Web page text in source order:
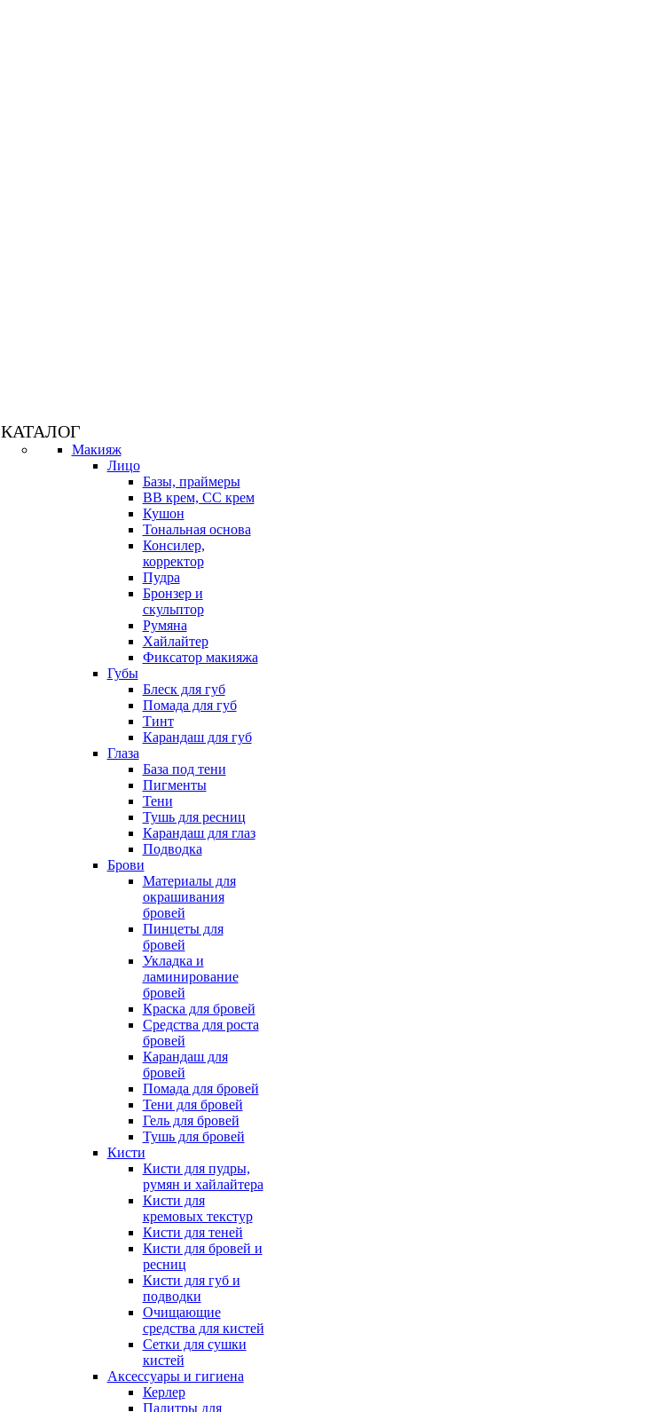
КАТАЛОГ
Макияж
Лицо
Базы, праймеры
BB крем, CC крем
Кушон
Тональная основа
Консилер,
корректор
Пудра
Бронзер и
скульптор
Румяна
Хайлайтер
Фиксатор макияжа
Губы
Блеск для губ
Помада для губ
Тинт
Карандаш для губ
Глаза
База под тени
Пигменты
Тени
Тушь для ресниц
Карандаш для глаз
Подводка
Брови
Материалы для
окрашивания
бровей
Пинцеты для
бровей
Укладка и
ламинирование
бровей
Краска для бровей
Средства для роста
бровей
Карандаш для
бровей
Помада для бровей
Тени для бровей
Гель для бровей
Тушь для бровей
Кисти
Кисти для пудры,
румян и хайлайтера
Кисти для
кремовых текстур
Кисти для теней
Кисти для бровей и
ресниц
Кисти для губ и
подводки
Очищающие
средства для кистей
Сетки для сушки
кистей
Аксессуары и гигиена
Керлер
Палитры для